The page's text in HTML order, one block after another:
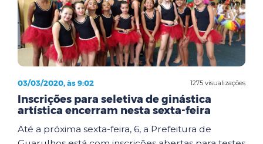
1275 visualizações
03/03/2020, às 9:02
Inscrições para seletiva de ginástica
artística encerram nesta sexta-feira
Até a próxima sexta-feira, 6, a Prefeitura de